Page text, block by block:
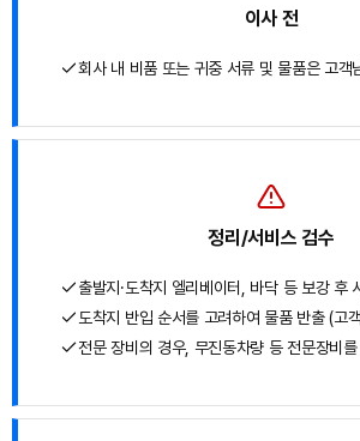
이사 전
회사 내 비품 또는 귀중 서류 및 물품은 고객
정리/서비스 검수
출발지·도착지 엘리베이터, 바닥 등 보강 후
도착지 반입 순서를 고려하여 물품 반출 (고
전문 장비의 경우, 무진동차량 등 전문장비